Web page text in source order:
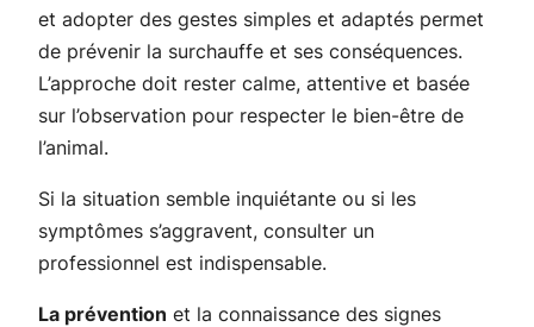
et adopter des gestes simples et adaptés permet
de prévenir la surchauffe et ses conséquences.
L’approche doit rester calme, attentive et basée
sur l’observation pour respecter le bien-être de
l’animal.
Si la situation semble inquiétante ou si les
symptômes s’aggravent, consulter un
professionnel est indispensable.
La prévention et la connaissance des signes